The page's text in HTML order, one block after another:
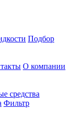
Подбор
О компании
средства
Фильтр